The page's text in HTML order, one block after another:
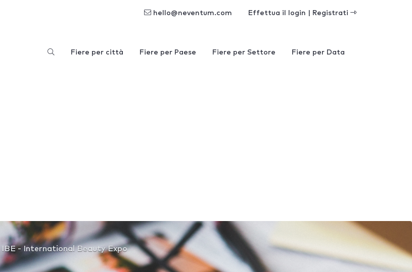
hello@neventum.com Effettua il login | Registrati
Fiere per città Fiere per Paese Fiere per Settore Fiere per Data
IBE - International Beauty Expo